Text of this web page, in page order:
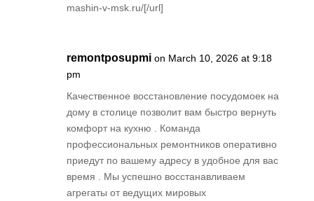
mashin-v-msk.ru/[/url]
remontposupmi on March 10, 2026 at 9:18
pm
Качественное восстановление посудомоек на
дому в столице позволит вам быстро вернуть
комфорт на кухню . Команда
профессиональных ремонтников оперативно
приедут по вашему адресу в удобное для вас
время . Мы успешно восстанавливаем
агрегаты от ведущих мировых